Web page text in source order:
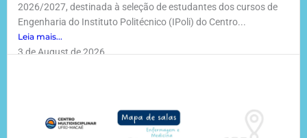
2026/2027, destinada à seleção de estudantes dos cursos de
Engenharia do Instituto Politécnico (IPoli) do Centro...
Leia mais...
3 de August de 2026